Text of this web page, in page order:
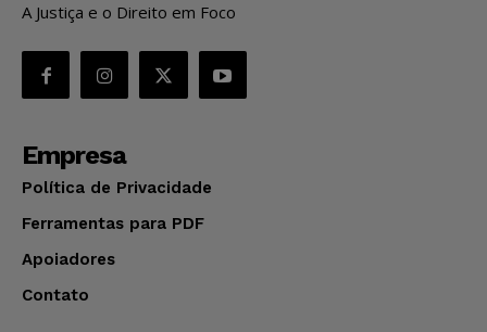
A Justiça e o Direito em Foco
Empresa
Política de Privacidade
Ferramentas para PDF
Apoiadores
Contato